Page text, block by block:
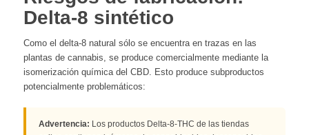
Delta-8 sintético
Como el delta-8 natural sólo se encuentra en trazas en las
plantas de cannabis, se produce comercialmente mediante la
isomerización química del CBD. Esto produce subproductos
potencialmente problemáticos:
Advertencia: Los productos Delta-8-THC de las tiendas